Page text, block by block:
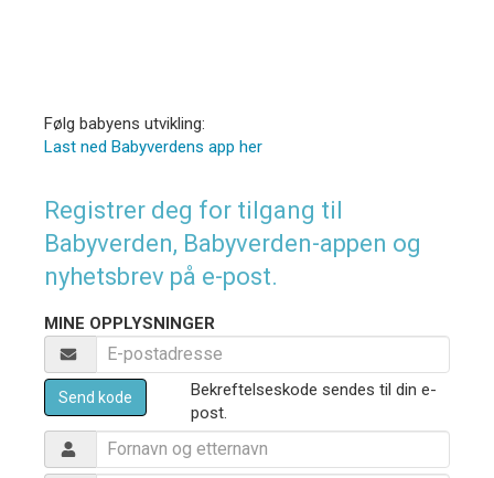
Følg babyens utvikling:
Last ned Babyverdens app her
Registrer deg for tilgang til
Babyverden, Babyverden-appen og
nyhetsbrev på e-post.
MINE OPPLYSNINGER
Send kode
Bekreftelseskode sendes til din e-
post.